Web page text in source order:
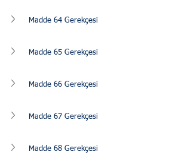
Madde 64 Gerekçesi
Madde 65 Gerekçesi
Madde 66 Gerekçesi
Madde 67 Gerekçesi
Madde 68 Gerekçesi